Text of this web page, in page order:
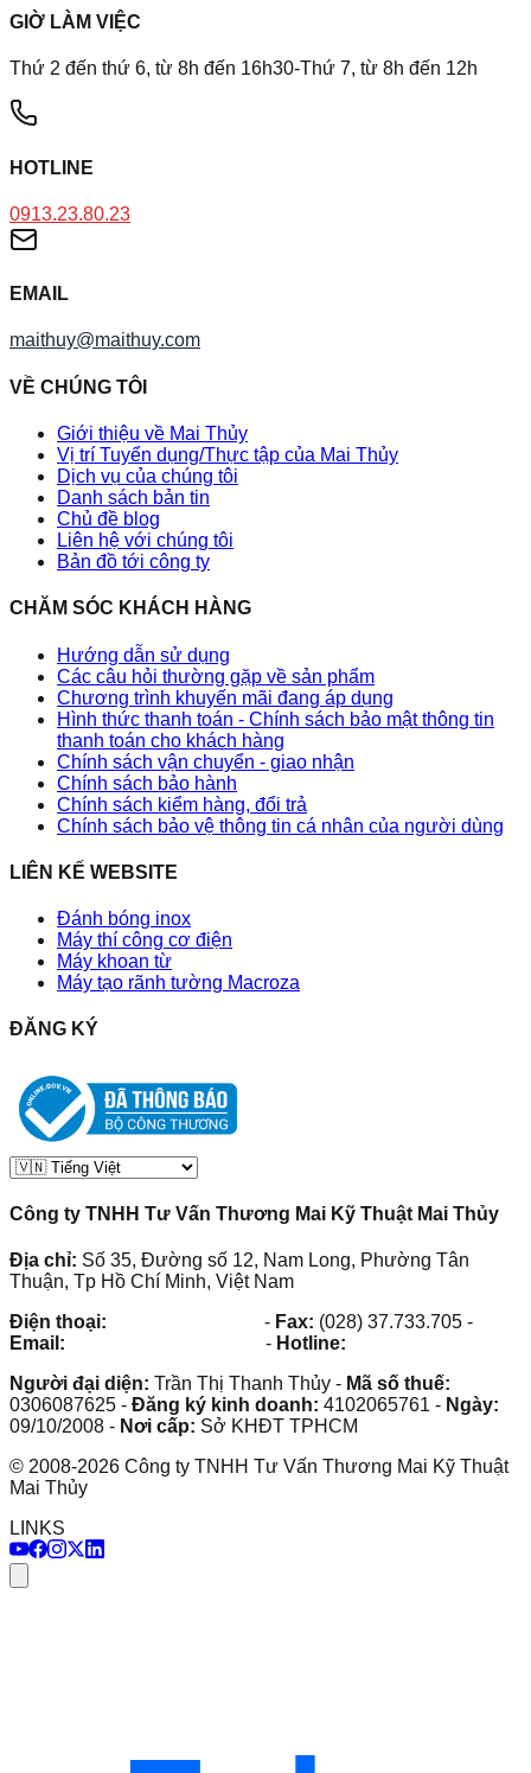
GIỜ LÀM VIỆC
Thứ 2 đến thứ 6, từ 8h đến 16h30-Thứ 7, từ 8h đến 12h
HOTLINE
0913.23.80.23
EMAIL
maithuy@maithuy.com
VỀ CHÚNG TÔI
Giới thiệu về Mai Thủy
Vị trí Tuyển dụng/Thực tập của Mai Thủy
Dịch vụ của chúng tôi
Danh sách bản tin
Chủ đề blog
Liên hệ với chúng tôi
Bản đồ tới công ty
CHĂM SÓC KHÁCH HÀNG
Hướng dẫn sử dụng
Các câu hỏi thường gặp về sản phẩm
Chương trình khuyến mãi đang áp dụng
Hình thức thanh toán - Chính sách bảo mật thông tin
thanh toán cho khách hàng
Chính sách vận chuyển - giao nhận
Chính sách bảo hành
Chính sách kiểm hàng, đổi trả
Chính sách bảo vệ thông tin cá nhân của người dùng
LIÊN KẾ WEBSITE
Đánh bóng inox
Máy thí công cơ điện
Máy khoan từ
Máy tạo rãnh tường Macroza
ĐĂNG KÝ
Công ty TNHH Tư Vấn Thương Mai Kỹ Thuật Mai Thủy
Địa chỉ: Số 35, Đường số 12, Nam Long, Phường Tân
Thuận, Tp Hồ Chí Minh, Việt Nam
Điện thoại:
- Fax: (028) 37.733.705 -
Email:
- Hotline:
Người đại diện: Trần Thị Thanh Thủy - Mã số thuế:
0306087625 - Đăng ký kinh doanh: 4102065761 - Ngày:
09/10/2008 - Nơi cấp: Sở KHĐT TPHCM
© 2008-2026 Công ty TNHH Tư Vấn Thương Mai Kỹ Thuật
Mai Thủy
LINKS